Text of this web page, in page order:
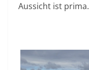
Aussicht ist prima.